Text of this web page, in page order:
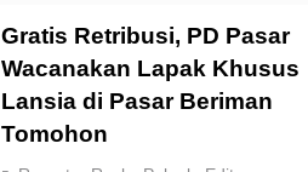
Gratis Retribusi, PD Pasar
Wacanakan Lapak Khusus
Lansia di Pasar Beriman
Tomohon